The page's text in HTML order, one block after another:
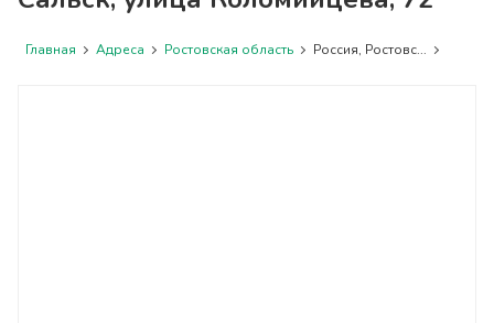
Главная Адреса Ростовская область Россия, Ростовс...